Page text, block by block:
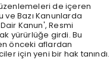
de içeren
ve Bazı Kanunlarda
Kanun', Resmi
yürürlüğe girdi. Bu
önceki aflardan
için yeni bir hak tanındı.